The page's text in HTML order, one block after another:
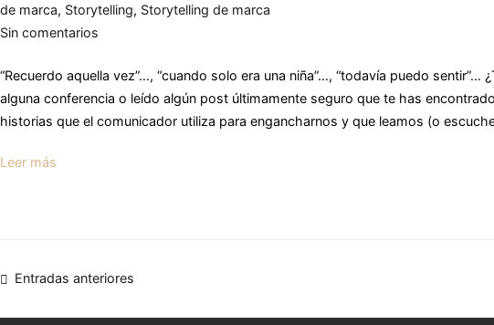
de marca, Storytelling, Storytelling de marca
Sin comentarios
“Recuerdo aquella vez”…, “cuando solo era una niña”…, “todavía puedo sentir”…
alguna conferencia o leído algún post últimamente seguro que te has
historias que el comunicador utiliza para engancharnos y que leamos (o
Leer más
Entradas anteriores